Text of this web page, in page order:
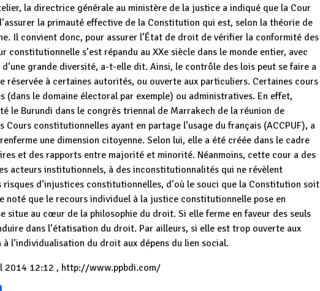
la directrice générale au ministère de la justice a indiqué que la Cour
la primauté effective de la Constitution qui est, selon la théorie de
Il convient donc, pour assurer l’État de droit de vérifier la conformité des
constitutionnelle s’est répandu au XXe siècle dans le monde entier, avec
grande diversité, a-t-elle dit. Ainsi, le contrôle des lois peut se faire a
réservée à certaines autorités, ou ouverte aux particuliers. Certaines cours
le domaine électoral par exemple) ou administratives. En effet,
le Burundi dans le congrès triennal de Marrakech de la réunion de
Cours constitutionnelles ayant en partage l’usage du français (ACCPUF), a
une dimension citoyenne. Selon lui, elle a été créée dans le cadre
et des rapports entre majorité et minorité. Néanmoins, cette cour a des
acteurs institutionnels, à des inconstitutionnalités qui ne révèlent
risques d’injustices constitutionnelles, d’où le souci que la Constitution soit
noté que le recours individuel à la justice constitutionnelle pose en
situe au cœur de la philosophie du droit. Si elle ferme en faveur des seuls
dans l’étatisation du droit. Par ailleurs, si elle est trop ouverte aux
l’individualisation du droit aux dépens du lien social.
2014 12:12 , http://www.ppbdi.com/